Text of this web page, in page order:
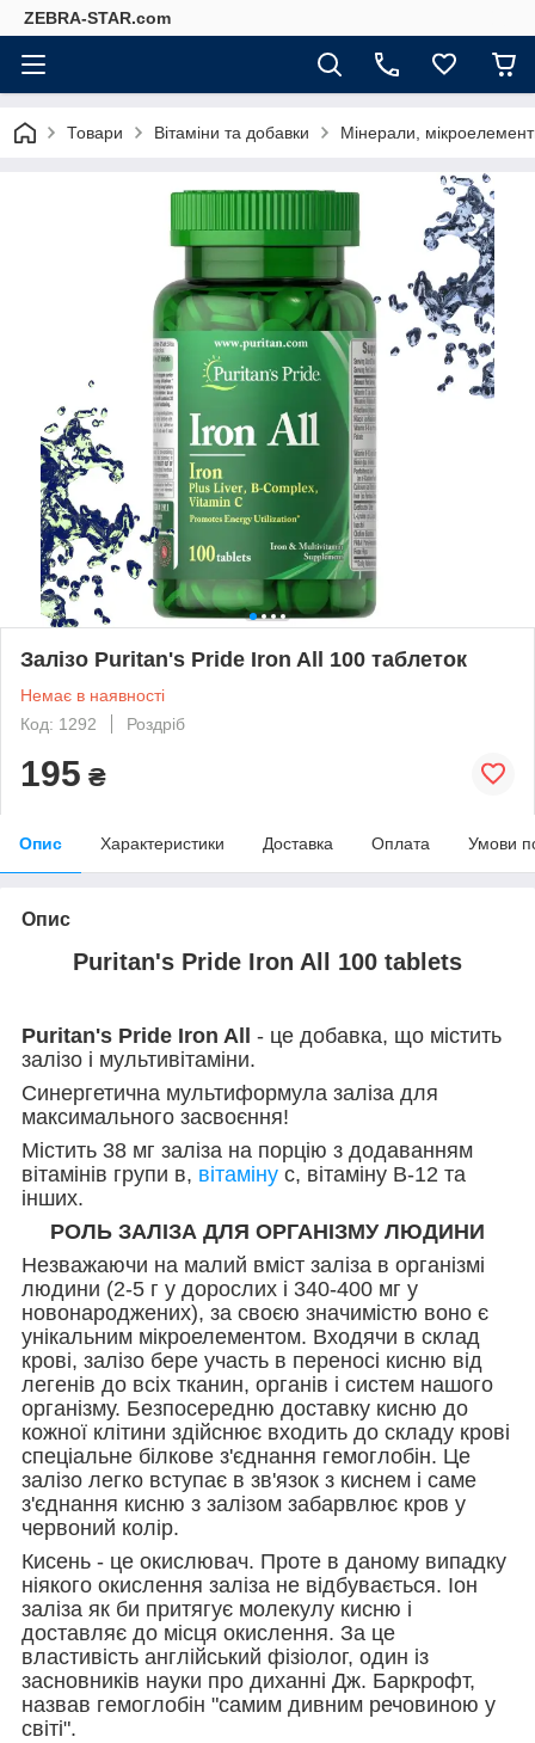
ZEBRA-STAR.com
Товари Вітаміни та добавки Мінерали,
Залізо Puritan's Pride Iron All 100 таблеток
Немає в наявності
Код: 1292
Роздріб
195 ₴
Опис Характеристики Доставка Оплата Умови
Опис
Puritan's Pride Iron All 100 tablets
Puritan's Pride Iron All
- це добавка, що містить
залізо і мультивітаміни.
Синергетична мультиформула заліза для
максимального засвоєння!
Містить 38 мг заліза на порцію з додаванням
вітамінів групи в, вітаміну с, вітаміну B-12 та
інших.
РОЛЬ ЗАЛІЗА ДЛЯ ОРГАНІЗМУ ЛЮДИНИ
Незважаючи на малий вміст заліза в організмі
людини (2-5 г у дорослих і 340-400 мг у
новонароджених), за своєю значимістю воно є
унікальним мікроелементом. Входячи в склад
крові, залізо бере участь в переносі кисню від
легенів до всіх тканин, органів і систем нашого
організму. Безпосередню доставку кисню до
кожної клітини здійснює входить до складу крові
спеціальне білкове з'єднання гемоглобін. Це
залізо легко вступає в зв'язок з киснем і саме
з'єднання кисню з залізом забарвлює кров у
червоний колір.
Кисень - це окислювач. Проте в даному випадку
ніякого окислення заліза не відбувається. Іон
заліза як би притягує молекулу кисню і
доставляє до місця окислення. За це
властивість англійський фізіолог, один із
засновників науки про диханні Дж. Баркрофт,
назвав гемоглобін "самим дивним речовиною у
світі".